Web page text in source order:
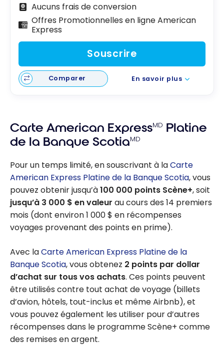
Aucuns frais de conversion
Offres Promotionnelles en ligne American
Express
Souscrire
Comparer En savoir plus
Carte American ExpressMD Platine
de la Banque ScotiaMD
Pour un temps limité, en souscrivant à laCarte
American Express Platine de la Banque Scotia, vous
pouvez obtenir jusqu’à100 000 points Scène+, soit
jusqu’à 3 000 $ en valeur au cours des 14 premiers
mois (dont environ 1 000 $ en récompenses
voyages provenant des points en prime).
Avec laCarte American Express Platine de la
Banque Scotia, vous obtenez 2 points par dollar
d’achat sur tous vos achats. Ces points peuvent
être utilisés contre tout achat de voyage (billets
d’avion, hôtels, tout-inclus et même Airbnb), et
vous pouvez également les utiliser pour d’autres
récompenses dans le programme Scène+ comme
des remises en argent.